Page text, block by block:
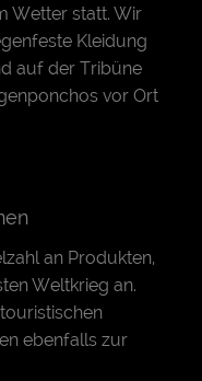
Wetter statt. Wir
Kleidung
auf der Tribüne
vor Ort
an Produkten,
Weltkrieg an.
ebenfalls zur